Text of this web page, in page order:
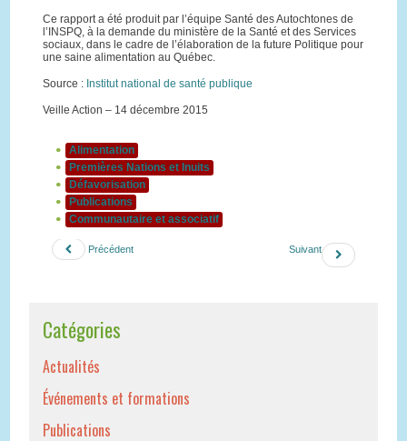
Ce rapport a été produit par l’équipe Santé des Autochtones de
l’INSPQ, à la demande du ministère de la Santé et des Services
sociaux, dans le cadre de l’élaboration de la future Politique pour
une saine alimentation au Québec.
Source : Institut national de santé publique
Veille Action – 14 décembre 2015
Alimentation
Premières Nations et Inuits
Défavorisation
Publications
Communautaire et associatif
Précédent Suivant
Catégories
Actualités
Événements et formations
Publications